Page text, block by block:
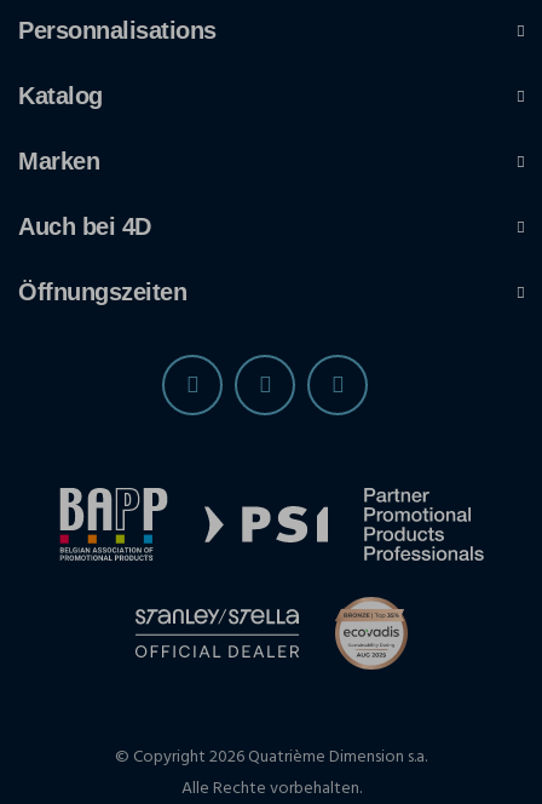
Personnalisations
Katalog
Marken
Auch bei 4D
Öffnungszeiten
© Copyright 2026 Quatrième Dimension s.a.
Alle Rechte vorbehalten.